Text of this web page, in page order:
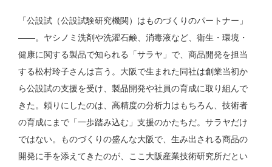
「公設試（公設試験研究機関）はものづくりのパートナー」
——。ヤシノミ洗剤や洗濯石鹸、消毒液など、衛生・環境・
健康に関する製品で知られる「サラヤ」で、商品開発を担当
する松村玲子さんは言う。大阪で生まれた同社は創業当初か
ら公設試の支援を受け、製品開発や社員の育成に取り組んで
きた。頼りにしたのは、高精度の分析力はもちろん、技術者
の育成にまで「一歩踏み込む」支援のかたちだ。サラヤだけ
ではない。ものづくりの盛んな大阪で、生み出される商品の
開発に手を添えてきたのが、ここ大阪産業技術研究所だとい